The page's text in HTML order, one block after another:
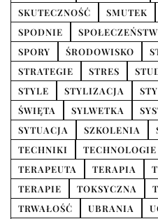
SKUTECZNOŚĆ
SMUTEK
SPODNIE
SPORY
ŚRODOWISKO
STRATEGIE
STRES
STYLE
STYLIZACJA
ŚWIĘTA
SYLWETKA
SYTUACJA
SZKOLENIA
TECHNIKI
TECHNOLOGIE
TERAPEUTA
TERAPIA
TERAPIE
TOKSYCZNA
TRWAŁOŚĆ
UBRANIA